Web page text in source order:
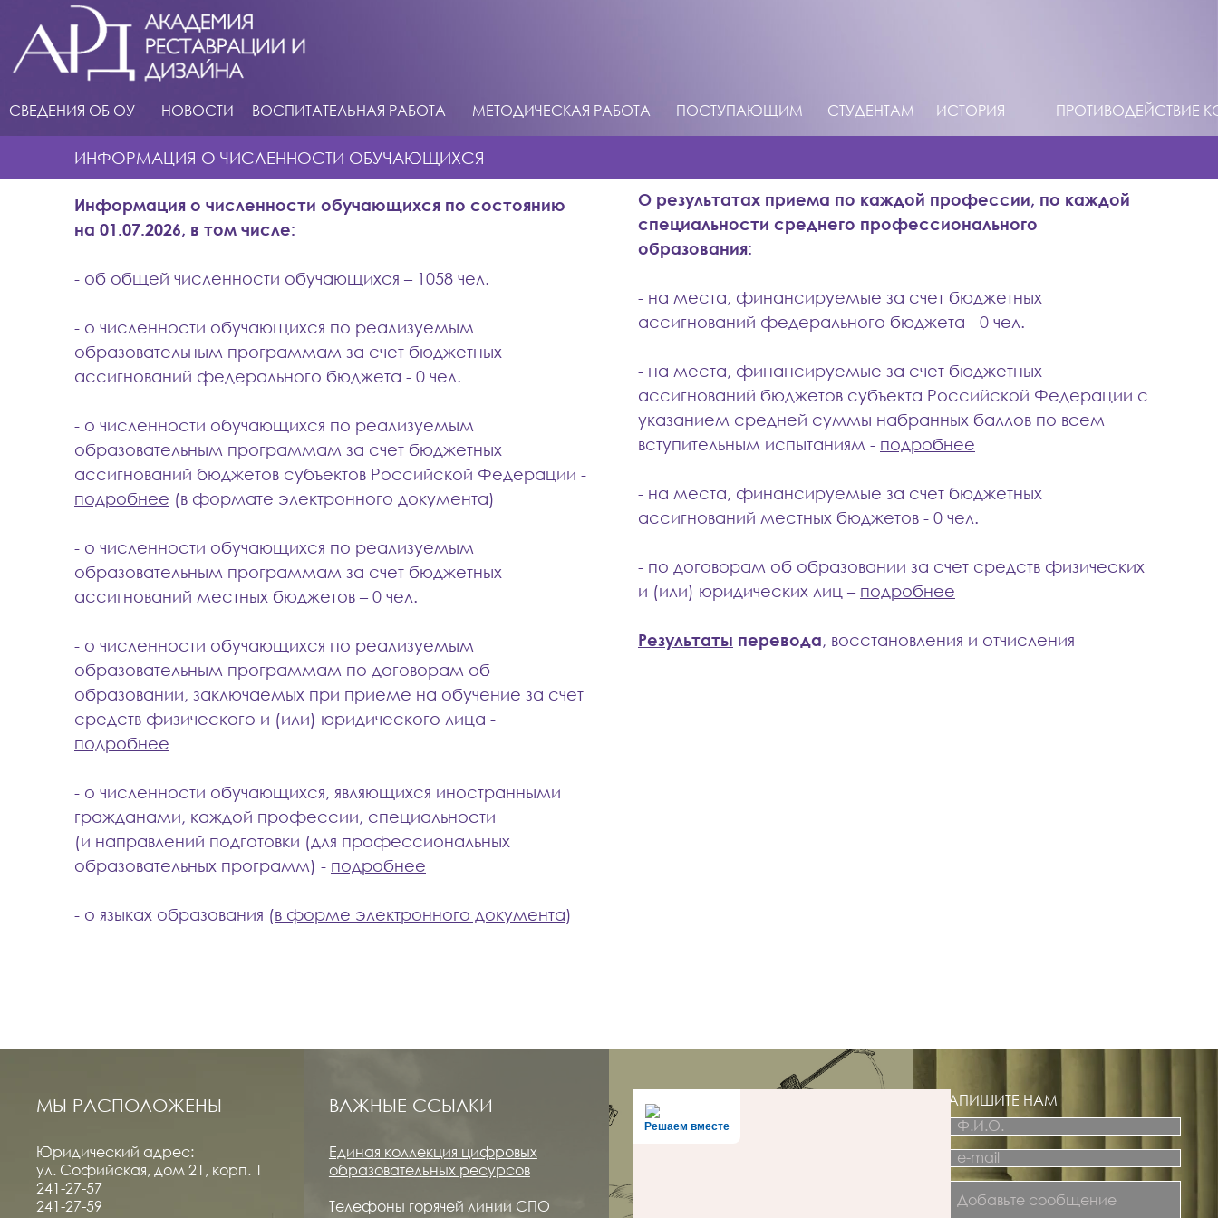
СВЕДЕНИЯ ОБ ОУ НОВОСТИ ВОСПИТАТЕЛЬНАЯ РАБОТА МЕТОДИЧЕСКАЯ РАБОТА ПОСТУПАЮЩИМ СТУДЕНТАМ ИСТОРИЯ ПРОТИВОДЕЙСТВИЕ
ИНФОРМАЦИЯ О ЧИСЛЕННОСТИ ОБУЧАЮЩИХСЯ
Информация о численности обучающихся по состоянию
на 01.07.2026, в том числе:
- об общей численности обучающихся – 1058 чел.
- о численности обучающихся по реализуемым
образовательным программам за счет бюджетных
ассигнований федерального бюджета - 0 чел.
- о численности обучающихся по реализуемым
образовательным программам за счет бюджетных
ассигнований бюджетов субъектов Российской Федерации -
подробнее (в формате электронного документа)
- о численности обучающихся по реализуемым
образовательным программам за счет бюджетных
ассигнований местных бюджетов – 0 чел.
- о численности обучающихся по реализуемым
образовательным программам по договорам об
образовании, заключаемых при приеме на обучение за счет
средств физического и (или) юридического лица -
подробнее
- о численности обучающихся, являющихся иностранными
гражданами, каждой профессии, специальности
(и направлений подготовки (для профессиональных
образовательных программ) - подробнее
- о языках образования (в форме электронного документа)
О результатах приема по каждой профессии, по каждой
специальности среднего профессионального
образования:
- на места, финансируемые за счет бюджетных
ассигнований федерального бюджета - 0 чел.
- на места, финансируемые за счет бюджетных
ассигнований бюджетов субъекта Российской Федерации с
указанием средней суммы набранных баллов по всем
вступительным испытаниям - подробнее
- на места, финансируемые за счет бюджетных
ассигнований местных бюджетов - 0 чел.
- по договорам об образовании за счет средств физических
и (или) юридических лиц – подробнее
Результаты перевода, восстановления и отчисления
Юридический адрес:
ул. Софийская, дом 21, корп. 1
241-27-57
241-27-59
МЫ РАСПОЛОЖЕНЫ
Единая коллекция цифровых
образовательных ресурсов
Телефоны горячей линии СПО
НАПИШИТЕ НАМ
ВАЖНЫЕ ССЫЛКИ
Решаем вместе